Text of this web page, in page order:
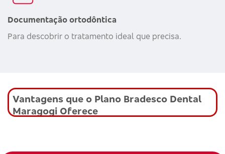
Documentação ortodôntica
Para descobrir o tratamento ideal que precisa.
Vantagens que o Plano Bradesco Dental
Maragogi Oferece